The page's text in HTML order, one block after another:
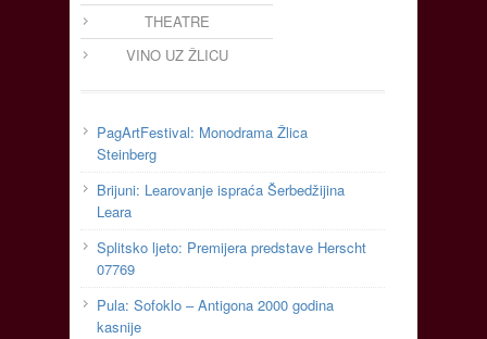
THEATRE
VINO UZ ŽLICU
PagArtFestival: Monodrama Žlica
Steinberg
Brijuni: Learovanje ispraća Šerbedžijina
Leara
Splitsko ljeto: Premijera predstave Herscht
07769
Pula: Sofoklo – Antigona 2000 godina
kasnije